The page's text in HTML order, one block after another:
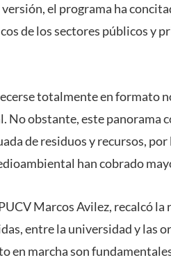
el programa ha
de los sectores públicos y
totalmente en formato
No obstante, este panorama
de residuos y recursos,
han cobrado
Marcos Avilez, recalcó la
entre la universidad y las
en marcha son